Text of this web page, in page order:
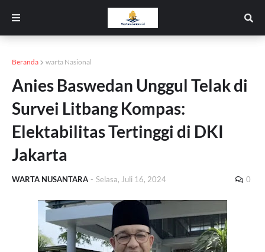
Beranda warta Nasional
Anies Baswedan Unggul Telak di
Survei Litbang Kompas:
Elektabilitas Tertinggi di DKI
Jakarta
WARTA NUSANTARA - Selasa, Juli 16, 2024 0